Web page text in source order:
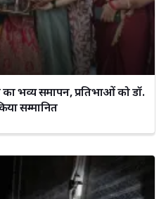
भव्य समापन, प्रतिभाओं को डॉ.
सम्मानित